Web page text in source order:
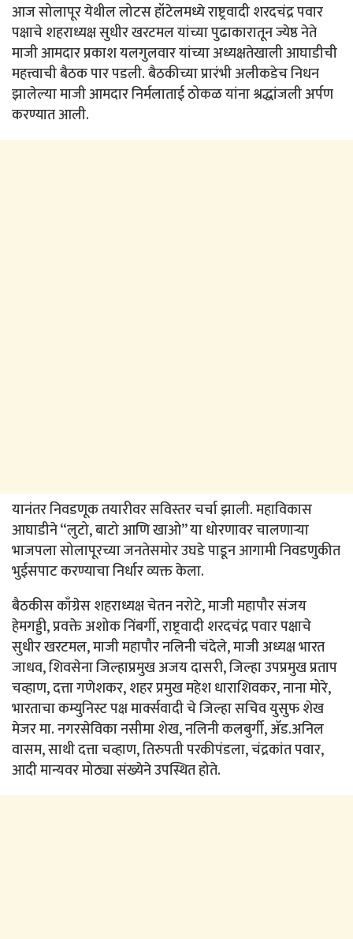
आज सोलापूर येथील लोटस हॉटेलमध्ये राष्ट्रवादी शरदचंद्र पवार
पक्षाचे शहराध्यक्ष सुधीर खरटमल यांच्या पुढाकारातून ज्येष्ठ नेते
माजी आमदार प्रकाश यलगुलवार यांच्या अध्यक्षतेखाली आघाडीची
महत्त्वाची बैठक पार पडली. बैठकीच्या प्रारंभी अलीकडेच निधन
झालेल्या माजी आमदार निर्मलाताई ठोकळ यांना श्रद्धांजली अर्पण
करण्यात आली.
यानंतर निवडणूक तयारीवर सविस्तर चर्चा झाली. महाविकास
आघाडीने “लुटो, बाटो आणि खाओ” या धोरणावर चालणाऱ्या
भाजपला सोलापूरच्या जनतेसमोर उघडे पाडून आगामी निवडणुकीत
भुईसपाट करण्याचा निर्धार व्यक्त केला.
बैठकीस काँग्रेस शहराध्यक्ष चेतन नरोटे, माजी महापौर संजय
हेमगड्डी, प्रवक्ते अशोक निंबर्गी, राष्ट्रवादी शरदचंद्र पवार पक्षाचे
सुधीर खरटमल, माजी महापौर नलिनी चंदेले, माजी अध्यक्ष भारत
जाधव, शिवसेना जिल्हाप्रमुख अजय दासरी, जिल्हा उपप्रमुख प्रताप
चव्हाण, दत्ता गणेशकर, शहर प्रमुख महेश धाराशिवकर, नाना मोरे,
भारताचा कम्युनिस्ट पक्ष मार्क्सवादी चे जिल्हा सचिव युसुफ शेख
मेजर मा. नगरसेविका नसीमा शेख, नलिनी कलबुर्गी, ॲड.अनिल
वासम, साथी दत्ता चव्हाण, तिरुपती परकीपंडला, चंद्रकांत पवार,
आदी मान्यवर मोठ्या संख्येने उपस्थित होते.